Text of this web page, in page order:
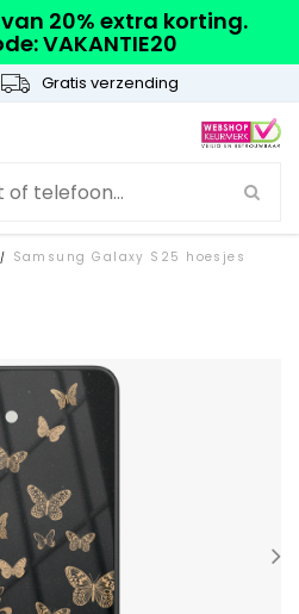
20% extra korting.
VAKANTIE20
verzending
/ Samsung Galaxy S25 hoesjes